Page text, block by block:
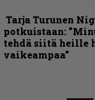
Tarja Turunen
potkuistaan:
tehdä siitä heille
vaikeampaa”